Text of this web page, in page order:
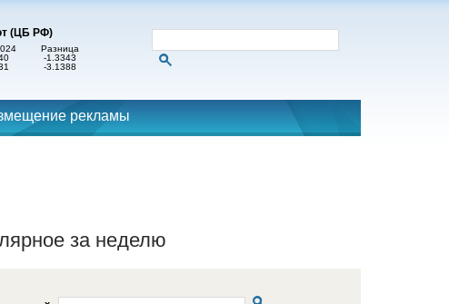
(ЦБ РФ)
Разница
-1.3343
-3.1388
рекламы
за неделю